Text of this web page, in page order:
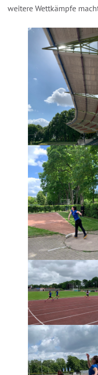
weitere Wettkämpfe